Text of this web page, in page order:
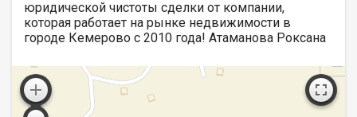
юридической чистоты сделки от компании,
которая работает на рынке недвижимости в
городе Кемерово с 2010 года! Атаманова Роксана